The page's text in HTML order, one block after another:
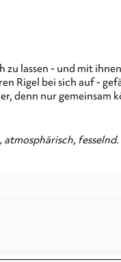
lassen - und mit
Rigel bei sich auf -
denn nur gemeinsam
fesselnd.